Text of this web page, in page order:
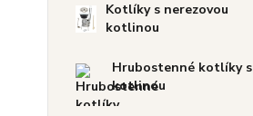
Kotlíky s nerezovou
kotlinou
Hrubostenné kotlíky s
kotlinou